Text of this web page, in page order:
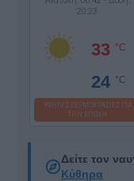
20:23
33 °C
24 °C
ΥΨΗΛΕΣ ΘΕΡΜΟΚΡΑΣΙΕΣ ΓΙΑ
ΤΗΝ ΕΠΟΧΗ
Δείτε τον
Κύθηρα